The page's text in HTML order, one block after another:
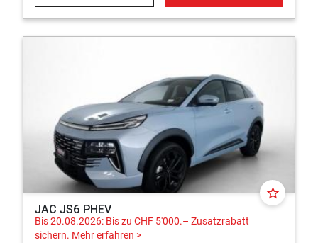
star_border
JAC JS6 PHEV
Bis 20.08.2026: Bis zu CHF 5'000.– Zusatzrabatt
sichern. Mehr erfahren >